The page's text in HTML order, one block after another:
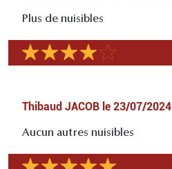
Plus de nuisibles
Thibaud JACOB le 23/07/2024
Aucun autres nuisibles